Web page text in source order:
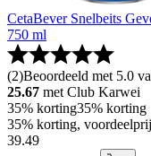
CetaBever Snelbeits
750 ml
(2)Beoordeeld met 5.0
25.67 met Club Karwei
35% korting35% korting
35% korting,
39.49